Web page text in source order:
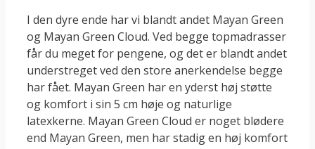
I den dyre ende har vi blandt andet Mayan Green
og Mayan Green Cloud. Ved begge topmadrasser
får du meget for pengene, og det er blandt andet
understreget ved den store anerkendelse begge
har fået. Mayan Green har en yderst høj støtte
og komfort i sin 5 cm høje og naturlige
latexkerne. Mayan Green Cloud er noget blødere
end Mayan Green, men har stadig en høj komfort